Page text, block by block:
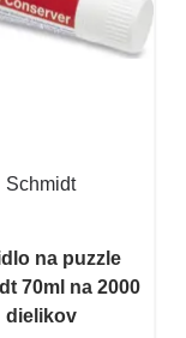
Schmidt
na puzzle
70ml na 2000
dielikov